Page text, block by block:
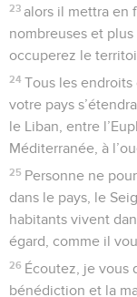
23 alors il mettra en
nombreuses et
occuperez le
24 Tous les endroits
votre pays
le Liban, entre
Méditerranée, à
25 Personne ne
dans le pays, le
habitants vivent
égard, comme il
26 Écoutez, je vous
bénédiction et la